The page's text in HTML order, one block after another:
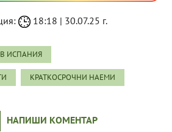
18:18 | 30.07.25 г.
ИСПАНИЯ
КРАТКОСРОЧНИ НАЕМИ
НАПИШИ КОМЕНТАР